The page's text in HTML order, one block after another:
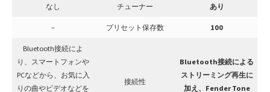
なし チューナー あり
– プリセット保存数 100
Bluetooth接続によ
り、スマートフォンや
PCなどから、お気に入
りの曲やビデオなどを
接続性
Bluetooth接続による
ストリーミング再生に
加え、Fender Tone